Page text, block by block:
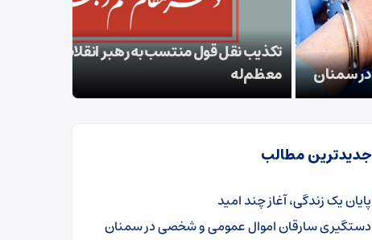
نقل قول منتسب به رهبر انقلاب از سوی دفتر
جدیدترین مطالب
پایان یک زندگی، آغاز چند امید
دستگیری سارقان اموال عمومی و شخصی در سمنان